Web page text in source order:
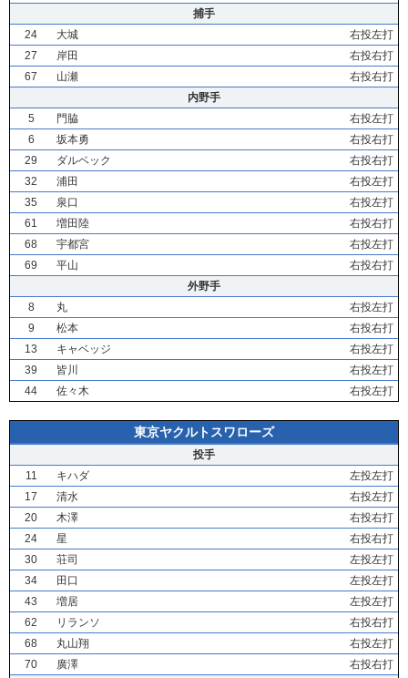
捕手
24
大城
右投左打
27
岸田
右投右打
67
山瀬
右投右打
内野手
5
門脇
右投左打
6
坂本勇
右投右打
29
ダルベック
右投右打
32
浦田
右投左打
35
泉口
右投左打
61
増田陸
右投右打
68
宇都宮
右投左打
69
平山
右投右打
外野手
8
丸
右投左打
9
松本
右投右打
13
キャベッジ
右投左打
39
皆川
右投左打
44
佐々木 右投左打
東京ヤクルトスワローズ
投手
11
キハダ
左投左打
17
清水
右投左打
20
木澤
右投右打
24
星
右投右打
30
荘司
左投左打
34
田口
左投左打
43
増居
左投左打
62
リランソ
右投右打
68
丸山翔
右投左打
70
廣澤
右投右打